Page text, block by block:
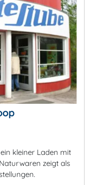
kleiner Laden mit
zeigt als